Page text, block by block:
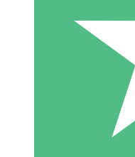
Betaal per gebruik met